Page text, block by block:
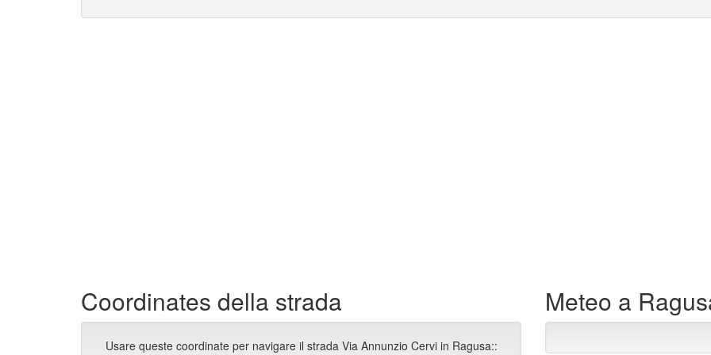
Coordinates della strada
Usare queste coordinate per navigare il strada Via Annunzio Cervi in Ragusa::
Meteo a